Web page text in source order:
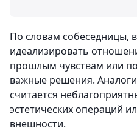
По словам собеседницы,
идеализировать
прошлым чувствам или
важные решения.
считается
эстетических операций
внешности.